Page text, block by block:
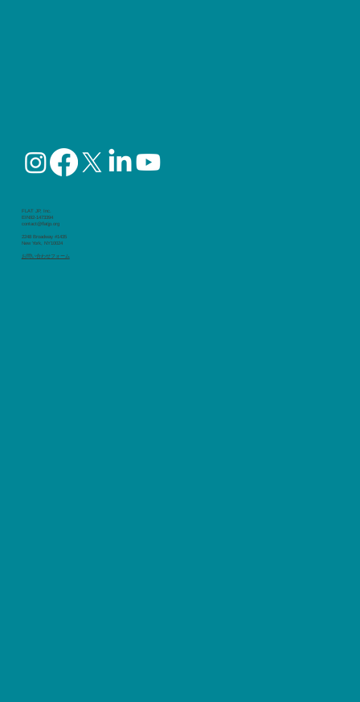
FLAT JP, Inc.
EIN92-1473394
contact@flatjp.org
2248 Broadway #1435
New York, NY10024
​お問い合わせフォーム